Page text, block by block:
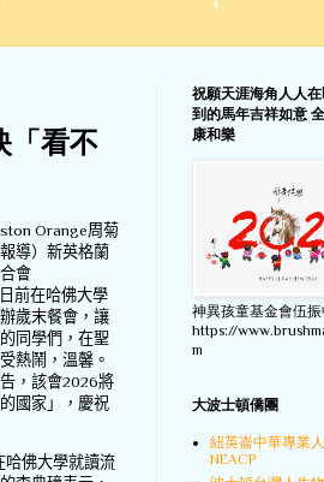
「看不
Orange周菊
導）新英格蘭
會
前在哈佛大學
歲末餐會，讓
同學們，在聖
熱鬧，溫馨。
，該會2026將
國家」，慶祝
哈佛大學就讀流
祝願天涯海角人人
到的馬年吉祥如意
康和樂
神異孩童基金會伍
https://
m
大波士頓僑團
紐英崙中華專業
NEACP